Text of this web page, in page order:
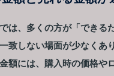
は、多くの方が「できる
致しない場面が少なくあ
額には、購入時の価格や